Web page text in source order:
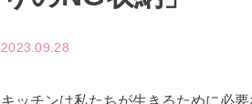
2023.09.28
キッチンは私たちが生きるために必